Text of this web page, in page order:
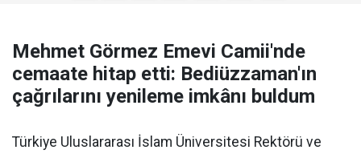
Mehmet Görmez Emevi Camii'nde
cemaate hitap etti: Bediüzzaman'ın
çağrılarını yenileme imkânı buldum
Türkiye Uluslararası İslam Üniversitesi Rektörü ve